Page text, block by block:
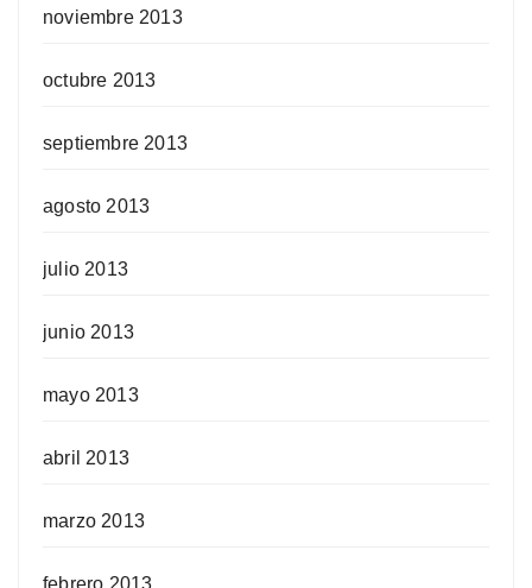
noviembre 2013
octubre 2013
septiembre 2013
agosto 2013
julio 2013
junio 2013
mayo 2013
abril 2013
marzo 2013
febrero 2013